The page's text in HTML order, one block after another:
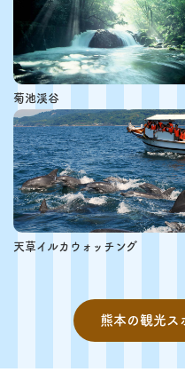
菊池渓谷
天草イルカウォッチング
熊本の観光ス